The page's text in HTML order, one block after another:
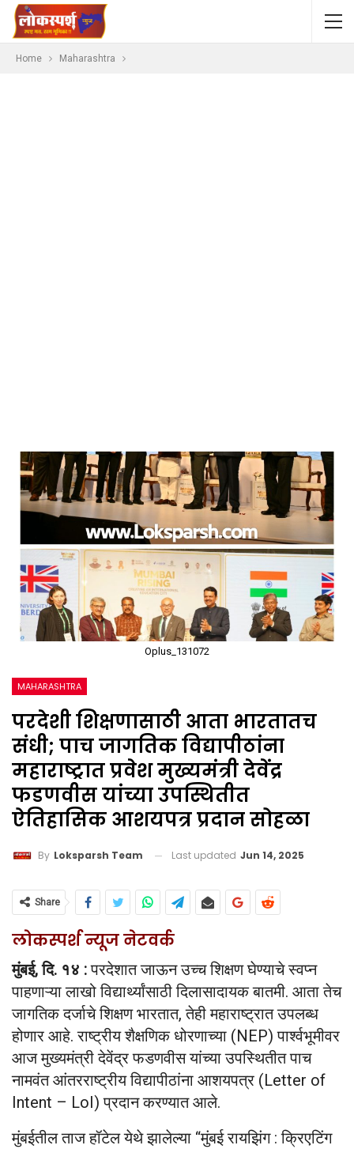
Home Maharashtra
Oplus_131072
MAHARASHTRA
परदेशी शिक्षणासाठी आता भारतातच
संधी; पाच जागतिक विद्यापीठांना
महाराष्ट्रात प्रवेश मुख्यमंत्री देवेंद्र
फडणवीस यांच्या उपस्थितीत
ऐतिहासिक आशयपत्र प्रदान सोहळा
By Loksparsh Team Last updated Jun 14, 2025
Share
लोकस्पर्श न्यूज नेटवर्क
मुंबई, दि. १४ :परदेशात जाऊन उच्च शिक्षण घेण्याचे स्वप्न
पाहणाऱ्या लाखो विद्यार्थ्यांसाठी दिलासादायक बातमी. आता तेच
जागतिक दर्जाचे शिक्षण भारतात, तेही महाराष्ट्रात उपलब्ध
होणार आहे. राष्ट्रीय शैक्षणिक धोरणाच्या (NEP) पार्श्वभूमीवर
आज मुख्यमंत्री देवेंद्र फडणवीस यांच्या उपस्थितीत पाच
नामवंत आंतरराष्ट्रीय विद्यापीठांना आशयपत्र (Letter of
Intent – LoI) प्रदान करण्यात आले.
मुंबईतील ताज हॉटेल येथे झालेल्या “मुंबई रायझिंग : क्रिएटिंग